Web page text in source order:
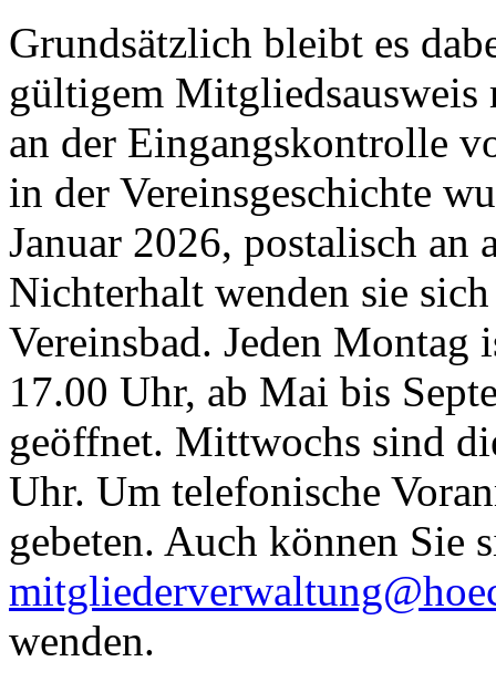
Grundsätzlich bleibt es
gültigem
an der Eingangskontrolle
in der Vereinsgeschichte
Januar 2026, postalisch
Nichterhalt wenden sie
Vereinsbad. Jeden
17.00 Uhr, ab Mai bis
geöffnet. Mittwochs sind
Uhr. Um telefonische
gebeten. Auch können Sie
wenden.